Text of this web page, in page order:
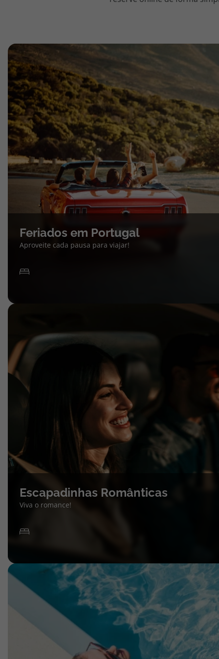
topatlantico@topatlantico.com
Feriados em Portugal
Aproveite cada pausa para viajar!
Escapadinhas Românticas
Viva o romance!